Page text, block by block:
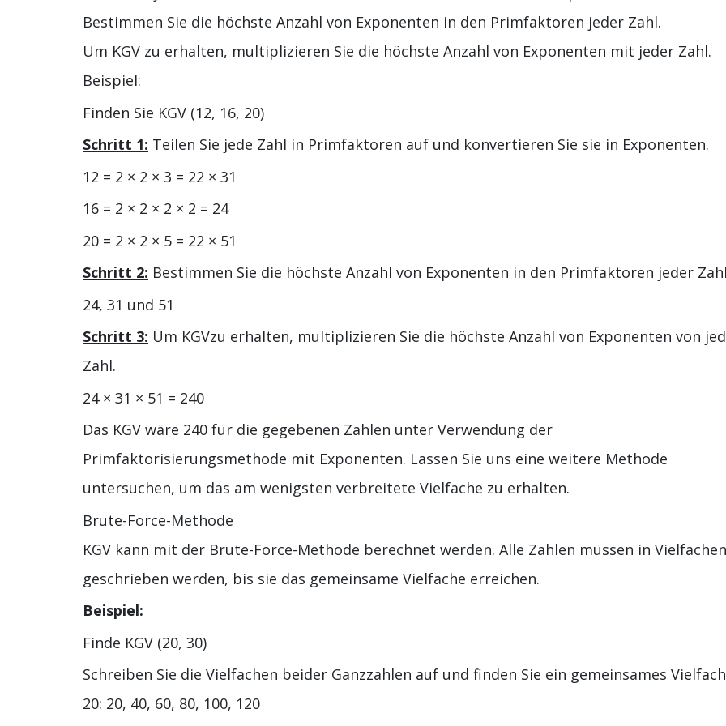
Bestimmen Sie die höchste Anzahl von Exponenten in den Primfaktoren jeder Zahl.
Um KGV zu erhalten, multiplizieren Sie die höchste Anzahl von Exponenten mit jeder Zahl.
Beispiel:
Finden Sie KGV (12, 16, 20)
Schritt 1: Teilen Sie jede Zahl in Primfaktoren auf und konvertieren Sie sie in Exponenten.
12 = 2 × 2 × 3 = 22 × 31
16 = 2 × 2 × 2 × 2 = 24
20 = 2 × 2 × 5 = 22 × 51
Schritt 2: Bestimmen Sie die höchste Anzahl von Exponenten in den Primfaktoren jeder
24, 31 und 51
Schritt 3: Um KGVzu erhalten, multiplizieren Sie die höchste Anzahl von Exponenten von
Zahl.
24 × 31 × 51 = 240
Das KGV wäre 240 für die gegebenen Zahlen unter Verwendung der
Primfaktorisierungsmethode mit Exponenten. Lassen Sie uns eine weitere Methode
untersuchen, um das am wenigsten verbreitete Vielfache zu erhalten.
Brute-Force-Methode
KGV kann mit der Brute-Force-Methode berechnet werden. Alle Zahlen müssen in Vielfachen
geschrieben werden, bis sie das gemeinsame Vielfache erreichen.
Beispiel:
Finde KGV (20, 30)
Schreiben Sie die Vielfachen beider Ganzzahlen auf und finden Sie ein gemeinsames
20: 20, 40, 60, 80, 100, 120